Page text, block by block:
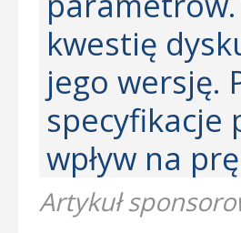
kwestię
jego wersję.
specyfikacje
wpływ na
Artykuł